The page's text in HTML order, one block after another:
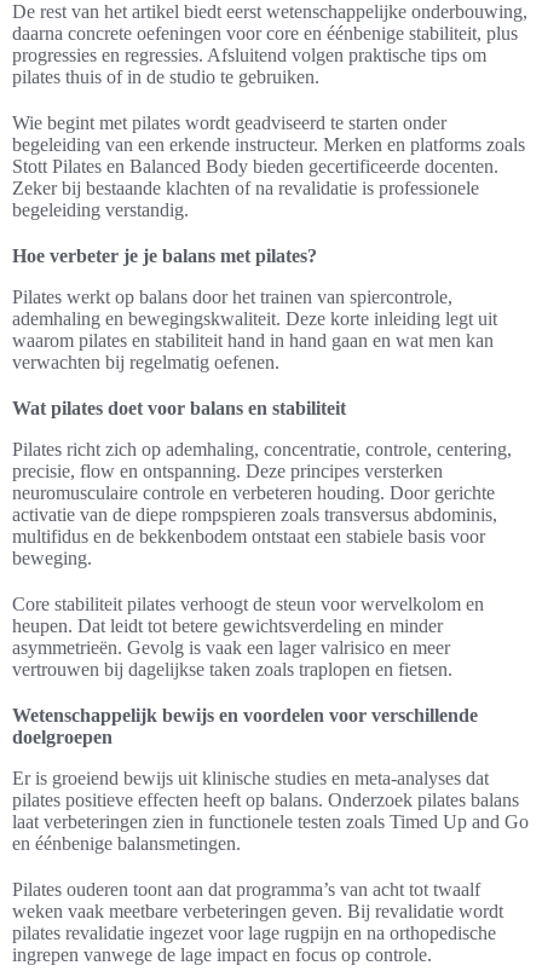
De rest van het artikel biedt eerst wetenschappelijke onderbouwing,
daarna concrete oefeningen voor core en éénbenige stabiliteit, plus
progressies en regressies. Afsluitend volgen praktische tips om
pilates thuis of in de studio te gebruiken.
Wie begint met pilates wordt geadviseerd te starten onder
begeleiding van een erkende instructeur. Merken en platforms zoals
Stott Pilates en Balanced Body bieden gecertificeerde docenten.
Zeker bij bestaande klachten of na revalidatie is professionele
begeleiding verstandig.
Hoe verbeter je je balans met pilates?
Pilates werkt op balans door het trainen van spiercontrole,
ademhaling en bewegingskwaliteit. Deze korte inleiding legt uit
waarom pilates en stabiliteit hand in hand gaan en wat men kan
verwachten bij regelmatig oefenen.
Wat pilates doet voor balans en stabiliteit
Pilates richt zich op ademhaling, concentratie, controle, centering,
precisie, flow en ontspanning. Deze principes versterken
neuromusculaire controle en verbeteren houding. Door gerichte
activatie van de diepe rompspieren zoals transversus abdominis,
multifidus en de bekkenbodem ontstaat een stabiele basis voor
beweging.
Core stabiliteit pilates verhoogt de steun voor wervelkolom en
heupen. Dat leidt tot betere gewichtsverdeling en minder
asymmetrieën. Gevolg is vaak een lager valrisico en meer
vertrouwen bij dagelijkse taken zoals traplopen en fietsen.
Wetenschappelijk bewijs en voordelen voor verschillende
doelgroepen
Er is groeiend bewijs uit klinische studies en meta-analyses dat
pilates positieve effecten heeft op balans. Onderzoek pilates balans
laat verbeteringen zien in functionele testen zoals Timed Up and Go
en éénbenige balansmetingen.
Pilates ouderen toont aan dat programma’s van acht tot twaalf
weken vaak meetbare verbeteringen geven. Bij revalidatie wordt
pilates revalidatie ingezet voor lage rugpijn en na orthopedische
ingrepen vanwege de lage impact en focus op controle.